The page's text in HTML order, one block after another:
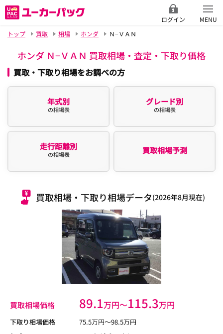
ログイン
MENU
トップ
買取 相場 ホンダ Ｎ−ＶＡＮ
ホンダ Ｎ−ＶＡＮ 買取相場・査定・下取り価格
買取・下取り相場をお調べの方
年式別
の相場表
グレード別
の相場表
走行距離別
の相場表 買取相場予測
買取相場・下取り相場データ(2026年8月現在)
買取相場価格 89.1万円〜115.3万円
下取り相場価格 75.5万円〜98.5万円